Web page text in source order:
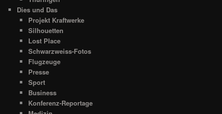
Dies und Das
Projekt Kraftwerke
Silhouetten
Lost Place
Schwarzweiss-Fotos
Flugzeuge
Presse
Sport
Business
Konferenz-Reportage